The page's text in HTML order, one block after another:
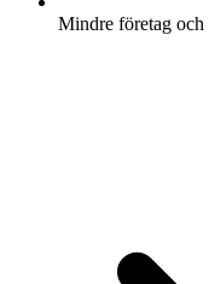
Mindre företag och